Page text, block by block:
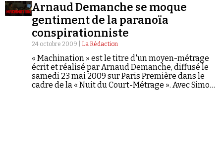
Vidéos
Émissions
Revues de presse
Arnaud Demanche se moque
gentiment de la paranoïa
conspirationniste
24 octobre 2009 | La Rédaction
« Machination » est le titre d'un moyen-métrage
écrit et réalisé par Arnaud Demanche, diffusé le
samedi 23 mai 2009 sur Paris Première dans le
cadre de la « Nuit du Court-Métrage ». Avec Simon